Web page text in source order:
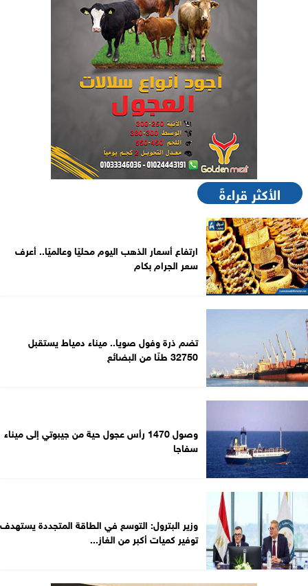
الأكثر قراءةً
ارتفاع أسعار الذهب اليوم محليًا وعالميًا.. أعرف
سعر الجرام بكام
تضم ذرة وفول صويا.. ميناء دمياط يستقبل
32750 طنًا من البضائع
وصول 1470 رأس عجول حية من جيبوتي إلى ميناء
سفاجا
وزير البترول: التوسع في الطاقة المتجددة يستهدف
توفير كميات أكبر من الغاز...